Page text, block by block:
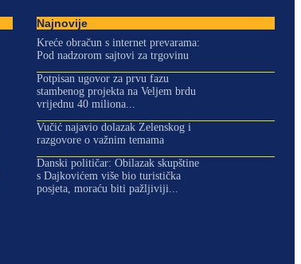
Najnovije
Kreće obračun s internet prevarama:
Pod nadzorom sajtovi za trgovinu
Potpisan ugovor za prvu fazu
stambenog projekta na Veljem brdu
vrijednu 40 miliona...
Vučić najavio dolazak Zelenskog i
razgovore o važnim temama
Danski političar: Obilazak skupštine
s Dajkovićem više bio turistička
posjeta, moraću biti pažljiviji...